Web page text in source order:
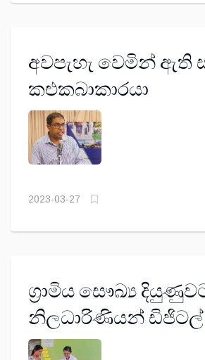
අවපැහැ වෙමින් ඇති
කළුකබාකාරයා
2023-03-27
ග්‍රාමිය සෞඛ්‍ය
නිලධාරිණියන්
සන්නද්ධ කළ යුතුයි